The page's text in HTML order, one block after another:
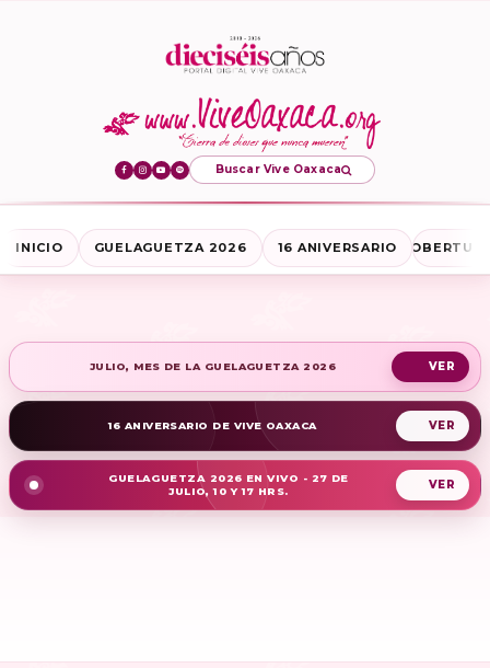
Buscar Vive Oaxaca
INICIO GUELAGUETZA 2026 16 ANIVERSARIO
JULIO, MES DE LA GUELAGUETZA 2026
16 ANIVERSARIO DE VIVE OAXACA
GUELAGUETZA 2026 EN VIVO - 27 DE
JULIO, 10 Y 17 HRS.